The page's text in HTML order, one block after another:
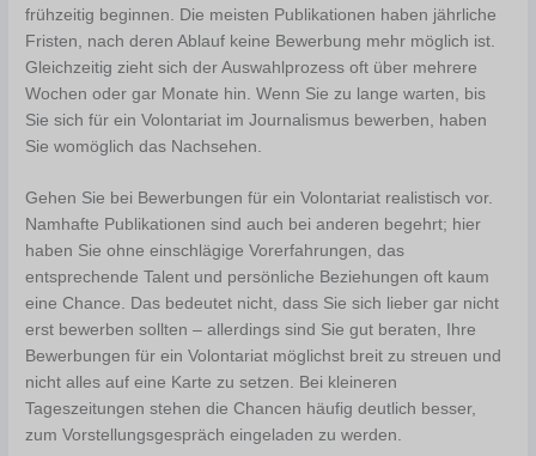
frühzeitig beginnen. Die meisten Publikationen haben jährliche
Fristen, nach deren Ablauf keine Bewerbung mehr möglich ist.
Gleichzeitig zieht sich der Auswahlprozess oft über mehrere
Wochen oder gar Monate hin. Wenn Sie zu lange warten, bis
Sie sich für ein Volontariat im Journalismus bewerben, haben
Sie womöglich das Nachsehen.
Gehen Sie bei Bewerbungen für ein Volontariat realistisch vor.
Namhafte Publikationen sind auch bei anderen begehrt; hier
haben Sie ohne einschlägige Vorerfahrungen, das
entsprechende Talent und persönliche Beziehungen oft kaum
eine Chance. Das bedeutet nicht, dass Sie sich lieber gar nicht
erst bewerben sollten – allerdings sind Sie gut beraten, Ihre
Bewerbungen für ein Volontariat möglichst breit zu streuen und
nicht alles auf eine Karte zu setzen. Bei kleineren
Tageszeitungen stehen die Chancen häufig deutlich besser,
zum Vorstellungsgespräch eingeladen zu werden.